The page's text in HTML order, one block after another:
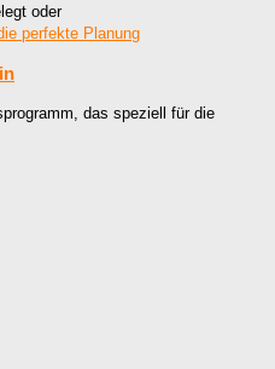
oder
das speziell für die